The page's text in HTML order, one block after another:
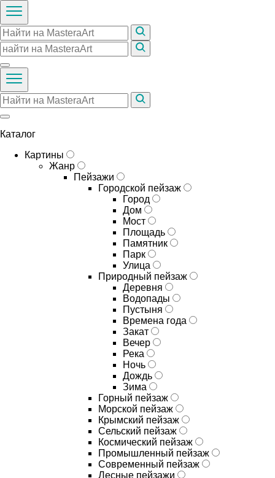
Каталог
Картины
Жанр
Пейзажи
Городской пейзаж
Город
Дом
Мост
Площадь
Памятник
Парк
Улица
Природный пейзаж
Деревня
Водопады
Пустыня
Времена года
Закат
Вечер
Река
Ночь
Дождь
Зима
Горный пейзаж
Морской пейзаж
Крымский пейзаж
Сельский пейзаж
Космический пейзаж
Промышленный пейзаж
Современный пейзаж
Лесные пейзажи